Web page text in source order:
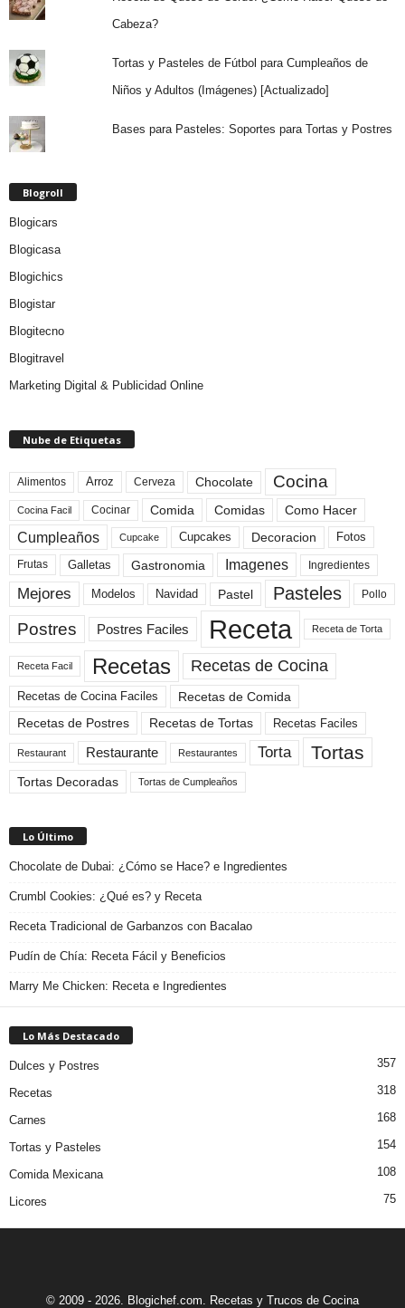
Cabeza?
Tortas y Pasteles de Fútbol para Cumpleaños de
Niños y Adultos (Imágenes) [Actualizado]
Bases para Pasteles: Soportes para Tortas y Postres
Blogroll
Blogicars
Blogicasa
Blogichics
Blogistar
Blogitecno
Blogitravel
Marketing Digital & Publicidad Online
Nube de Etiquetas
Alimentos Arroz Cerveza Chocolate Cocina
Cocina Facil Cocinar Comida Comidas Como Hacer
Cumpleaños Cupcake Cupcakes Decoracion Fotos
Frutas Galletas Gastronomia Imagenes Ingredientes
Mejores Modelos Navidad Pastel Pasteles Pollo
Postres Postres Faciles Receta Receta de Torta
Receta Facil Recetas Recetas de Cocina
Recetas de Cocina Faciles
Recetas de Comida
Recetas de Postres
Recetas de Tortas Recetas Faciles
Restaurant Restaurante Restaurantes Torta Tortas
Tortas Decoradas Tortas de Cumpleaños
Lo Último
Chocolate de Dubai: ¿Cómo se Hace? e Ingredientes
Crumbl Cookies: ¿Qué es? y Receta
Receta Tradicional de Garbanzos con Bacalao
Pudín de Chía: Receta Fácil y Beneficios
Marry Me Chicken: Receta e Ingredientes
Lo Más Destacado
Dulces y Postres 357
Recetas 318
Carnes 168
Tortas y Pasteles 154
Comida Mexicana 108
Licores 75
© 2009 - 2026. Blogichef.com. Recetas y Trucos de Cocina